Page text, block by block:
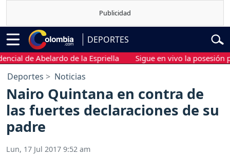
DEPORTES
de Abelardo de la Espriella Sigue en vivo la posesión
Deportes Noticias
Nairo Quintana en contra de
las fuertes declaraciones de su
padre
Lun, 17 Jul 2017 9:52 am